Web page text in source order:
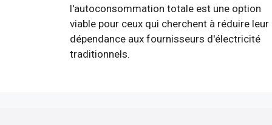
l'autoconsommation totale est une option
viable pour ceux qui cherchent à réduire leur
dépendance aux fournisseurs d'électricité
traditionnels.